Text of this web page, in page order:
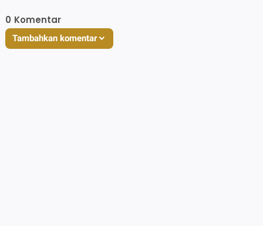
0 Komentar
Tambahkan komentar